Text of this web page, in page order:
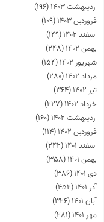
اردیبهشت ۱۴۰۳
(۱۹۶)
فروردین ۱۴۰۳
(۱۰۹)
اسفند ۱۴۰۲
(۱۴۹)
بهمن ۱۴۰۲
(۲۴۸)
شهریور ۱۴۰۲
(۱۵۴)
مرداد ۱۴۰۲
(۲۸۰)
تیر ۱۴۰۲
(۳۶۴)
خرداد ۱۴۰۲
(۲۲۷)
اردیبهشت ۱۴۰۲
(۱۶۰)
فروردین ۱۴۰۲
(۱۱۴)
اسفند ۱۴۰۱
(۲۴۲)
بهمن ۱۴۰۱
(۳۵۸)
دی ۱۴۰۱
(۳۸۶)
آذر ۱۴۰۱
(۴۵۲)
آبان ۱۴۰۱
(۳۲۶)
مهر ۱۴۰۱
(۲۸۱)